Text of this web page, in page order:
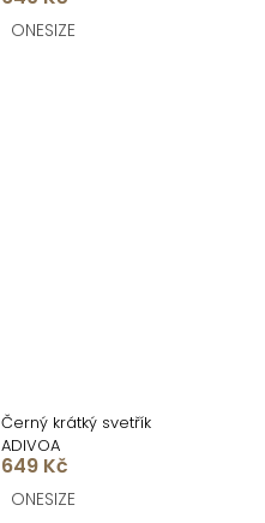
ONESIZE
Černý krátký svetřík
ADIVOA
649 Kč
ONESIZE